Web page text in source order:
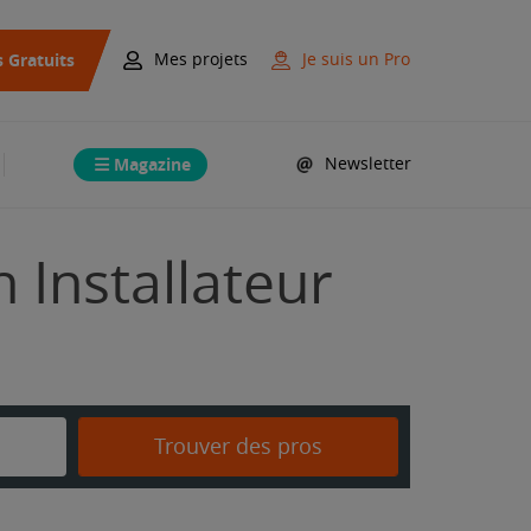
Gratuits Mes projets Je suis un Pro
Magazine Newsletter
Installateur
Trouver des pros